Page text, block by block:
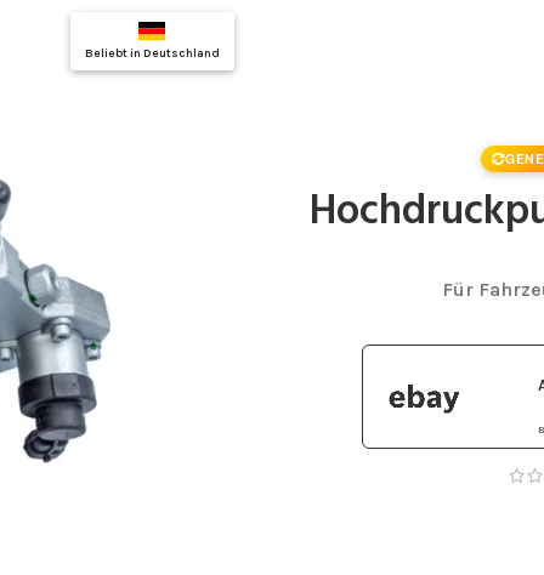
Beliebt in Deutschland
Für